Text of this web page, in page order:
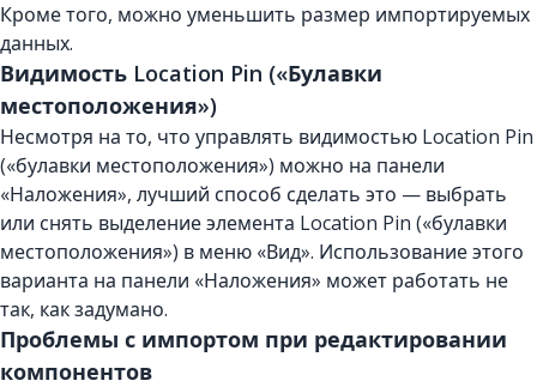
Кроме того, можно уменьшить размер импортируемых
данных.
Видимость Location Pin («Булавки
местоположения»)
Несмотря на то, что управлять видимостью Location Pin
(«булавки местоположения») можно на панели
«Наложения», лучший способ сделать это — выбрать
или снять выделение элемента Location Pin («булавки
местоположения») в меню «Вид». Использование этого
варианта на панели «Наложения» может работать не
так, как задумано.
Проблемы с импортом при редактировании
компонентов